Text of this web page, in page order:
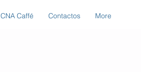
CNA Caffé Contactos More